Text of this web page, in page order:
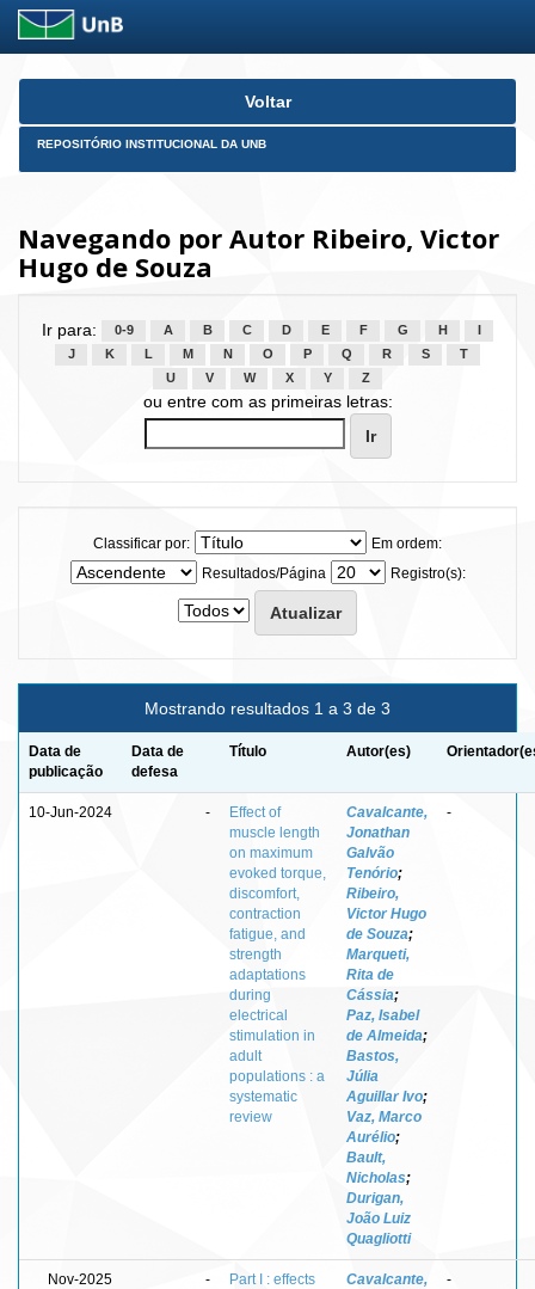
Skip
Voltar
REPOSITÓRIO INSTITUCIONAL DA UNB
Navegando por Autor Ribeiro, Victor
Hugo de Souza
Ir para: 0-9 A B C D E F G H
J
K L M N O P Q R S
T
U
V W X Y Z
ou entre com as primeiras letras:
Classificar por:
Em ordem:
Resultados/Página
Registro(s):
Mostrando resultados 1 a 3 de 3
Data de
publicação
Data de
defesa
Título Autor(es)
10-Jun-2024 -
Effect of
muscle length
on maximum
evoked torque,
discomfort,
contraction
fatigue, and
strength
adaptations
during
electrical
stimulation in
adult
populations : a
systematic
review
Cavalcante,
Jonathan
Galvão
Tenório;
Ribeiro,
Victor Hugo
de Souza;
Marqueti,
Rita de
Cássia;
Paz, Isabel
de Almeida;
Bastos,
Júlia
Aguillar Ivo;
Vaz, Marco
Aurélio;
Bault,
Nicholas;
Durigan,
João Luiz
Quagliotti
-
Nov-2025 -
Part I : effects
Cavalcante,
-